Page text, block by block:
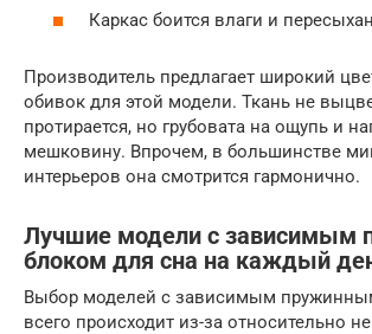
Каркас боится влаги и
Производитель предлагает широкий
обивок для этой модели. Ткань не
протирается, но грубовата на ощупь и
мешковину. Впрочем, в большинстве
интерьеров она смотрится гармонично.
Лучшие модели с зависимым
блоком для сна на каждый
Выбор моделей с зависимым
всего происходит из-за относительно